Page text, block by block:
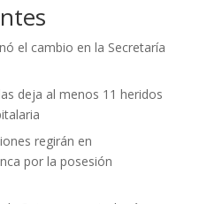
el cambio en la Secretaría
deja al menos 11 heridos
regirán en
por la posesión